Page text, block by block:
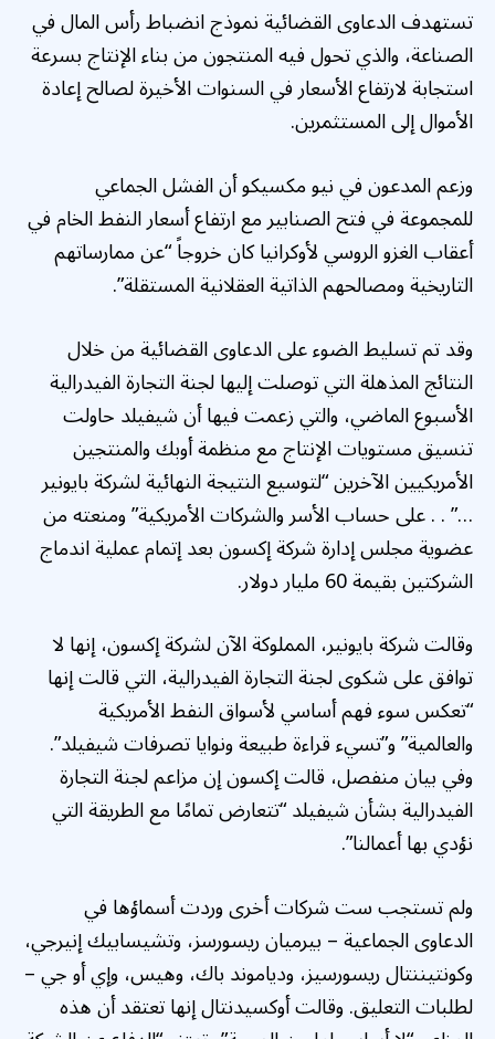
تستهدف الدعاوى القضائية نموذج انضباط رأس المال في
الصناعة، والذي تحول فيه المنتجون من بناء الإنتاج بسرعة
استجابة لارتفاع الأسعار في السنوات الأخيرة لصالح إعادة
الأموال إلى المستثمرين.
وزعم المدعون في نيو مكسيكو أن الفشل الجماعي
للمجموعة في فتح الصنابير مع ارتفاع أسعار النفط الخام في
أعقاب الغزو الروسي لأوكرانيا كان خروجاً “عن ممارساتهم
التاريخية ومصالحهم الذاتية العقلانية المستقلة”.
وقد تم تسليط الضوء على الدعاوى القضائية من خلال
النتائج المذهلة التي توصلت إليها لجنة التجارة الفيدرالية
الأسبوع الماضي، والتي زعمت فيها أن شيفيلد حاولت
تنسيق مستويات الإنتاج مع منظمة أوبك والمنتجين
الأمريكيين الآخرين “لتوسيع النتيجة النهائية لشركة بايونير
…” . . على حساب الأسر والشركات الأمريكية” ومنعته من
عضوية مجلس إدارة شركة إكسون بعد إتمام عملية اندماج
الشركتين بقيمة 60 مليار دولار.
وقالت شركة بايونير، المملوكة الآن لشركة إكسون، إنها لا
توافق على شكوى لجنة التجارة الفيدرالية، التي قالت إنها
“تعكس سوء فهم أساسي لأسواق النفط الأمريكية
والعالمية” و”تسيء قراءة طبيعة ونوايا تصرفات شيفيلد”.
وفي بيان منفصل، قالت إكسون إن مزاعم لجنة التجارة
الفيدرالية بشأن شيفيلد “تتعارض تمامًا مع الطريقة التي
نؤدي بها أعمالنا”.
ولم تستجب ست شركات أخرى وردت أسماؤها في
الدعاوى الجماعية – بيرميان ريسورسز، وتشيسابيك إنيرجي،
وكونتيننتال ريسورسيز، ودياموند باك، وهيس، وإي أو جي –
لطلبات التعليق. وقالت أوكسيدنتال إنها تعتقد أن هذه